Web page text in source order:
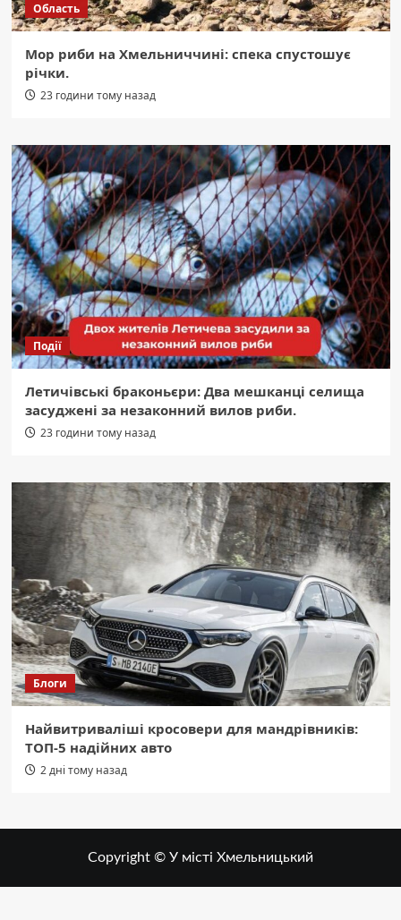
Область
Мор риби на Хмельниччині: спека спустошує
річки.
23 години тому назад
Події
Летичівські браконьєри: Два мешканці селища
засуджені за незаконний вилов риби.
23 години тому назад
Блоги
Найвитриваліші кросовери для мандрівників:
ТОП-5 надійних авто
2 дні тому назад
Copyright © У місті Хмельницький